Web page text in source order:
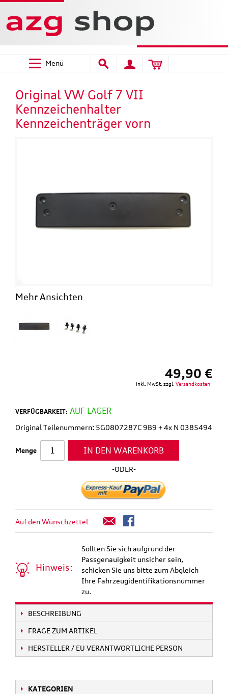
Menü
Original VW Golf 7 VII
Kennzeichenhalter
Kennzeichenträger vorn
Mehr Ansichten
49,90 €
inkl. MwSt. zzgl. Versandkosten
VERFÜGBARKEIT: AUF LAGER
Original Teilenummern: 5G0807287C 9B9 + 4x N 0385494
Menge IN DEN WARENKORB
-ODER-
Auf den Wunschzettel
Hinweis:
Sollten Sie sich aufgrund der
Passgenauigkeit unsicher sein,
schicken Sie uns bitte zum Abgleich
Ihre Fahrzeugidentifikationsnummer
zu.
BESCHREIBUNG
FRAGE ZUM ARTIKEL
HERSTELLER / EU VERANTWORTLICHE PERSON
KATEGORIEN